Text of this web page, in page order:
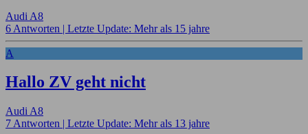
Audi A8
6 Antworten | Letzte Update: Mehr als 15 jahre
A
Hallo ZV geht nicht
Audi A8
7 Antworten | Letzte Update: Mehr als 13 jahre